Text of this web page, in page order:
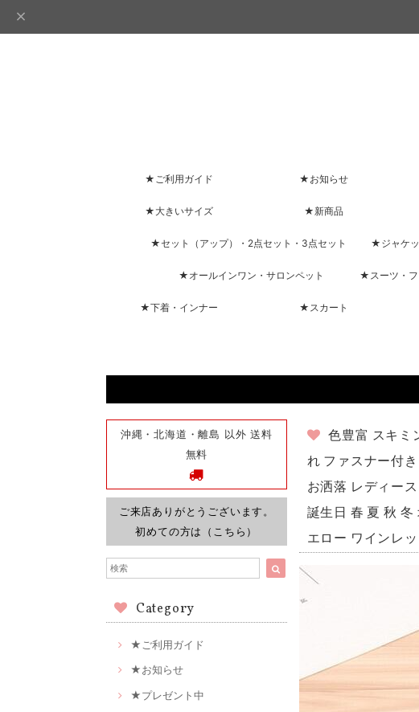
★ご利用ガイド ★お知らせ
★大きいサイズ ★新商品
★セット（アップ）・2点セット・3点セット ★ジャケ
★オールインワン・サロンペット ★スーツ・
★下着・インナー ★スカート
沖縄・北海道・離島 以外 送料
無料
ご来店ありがとうございます。
初めての方は（こちら）
Category
★ご利用ガイド
★お知らせ
★プレゼント中
色豊富 スキミ
れ ファスナー付
お洒落 レディー
誕生日 春 夏 秋
エロー ワインレ